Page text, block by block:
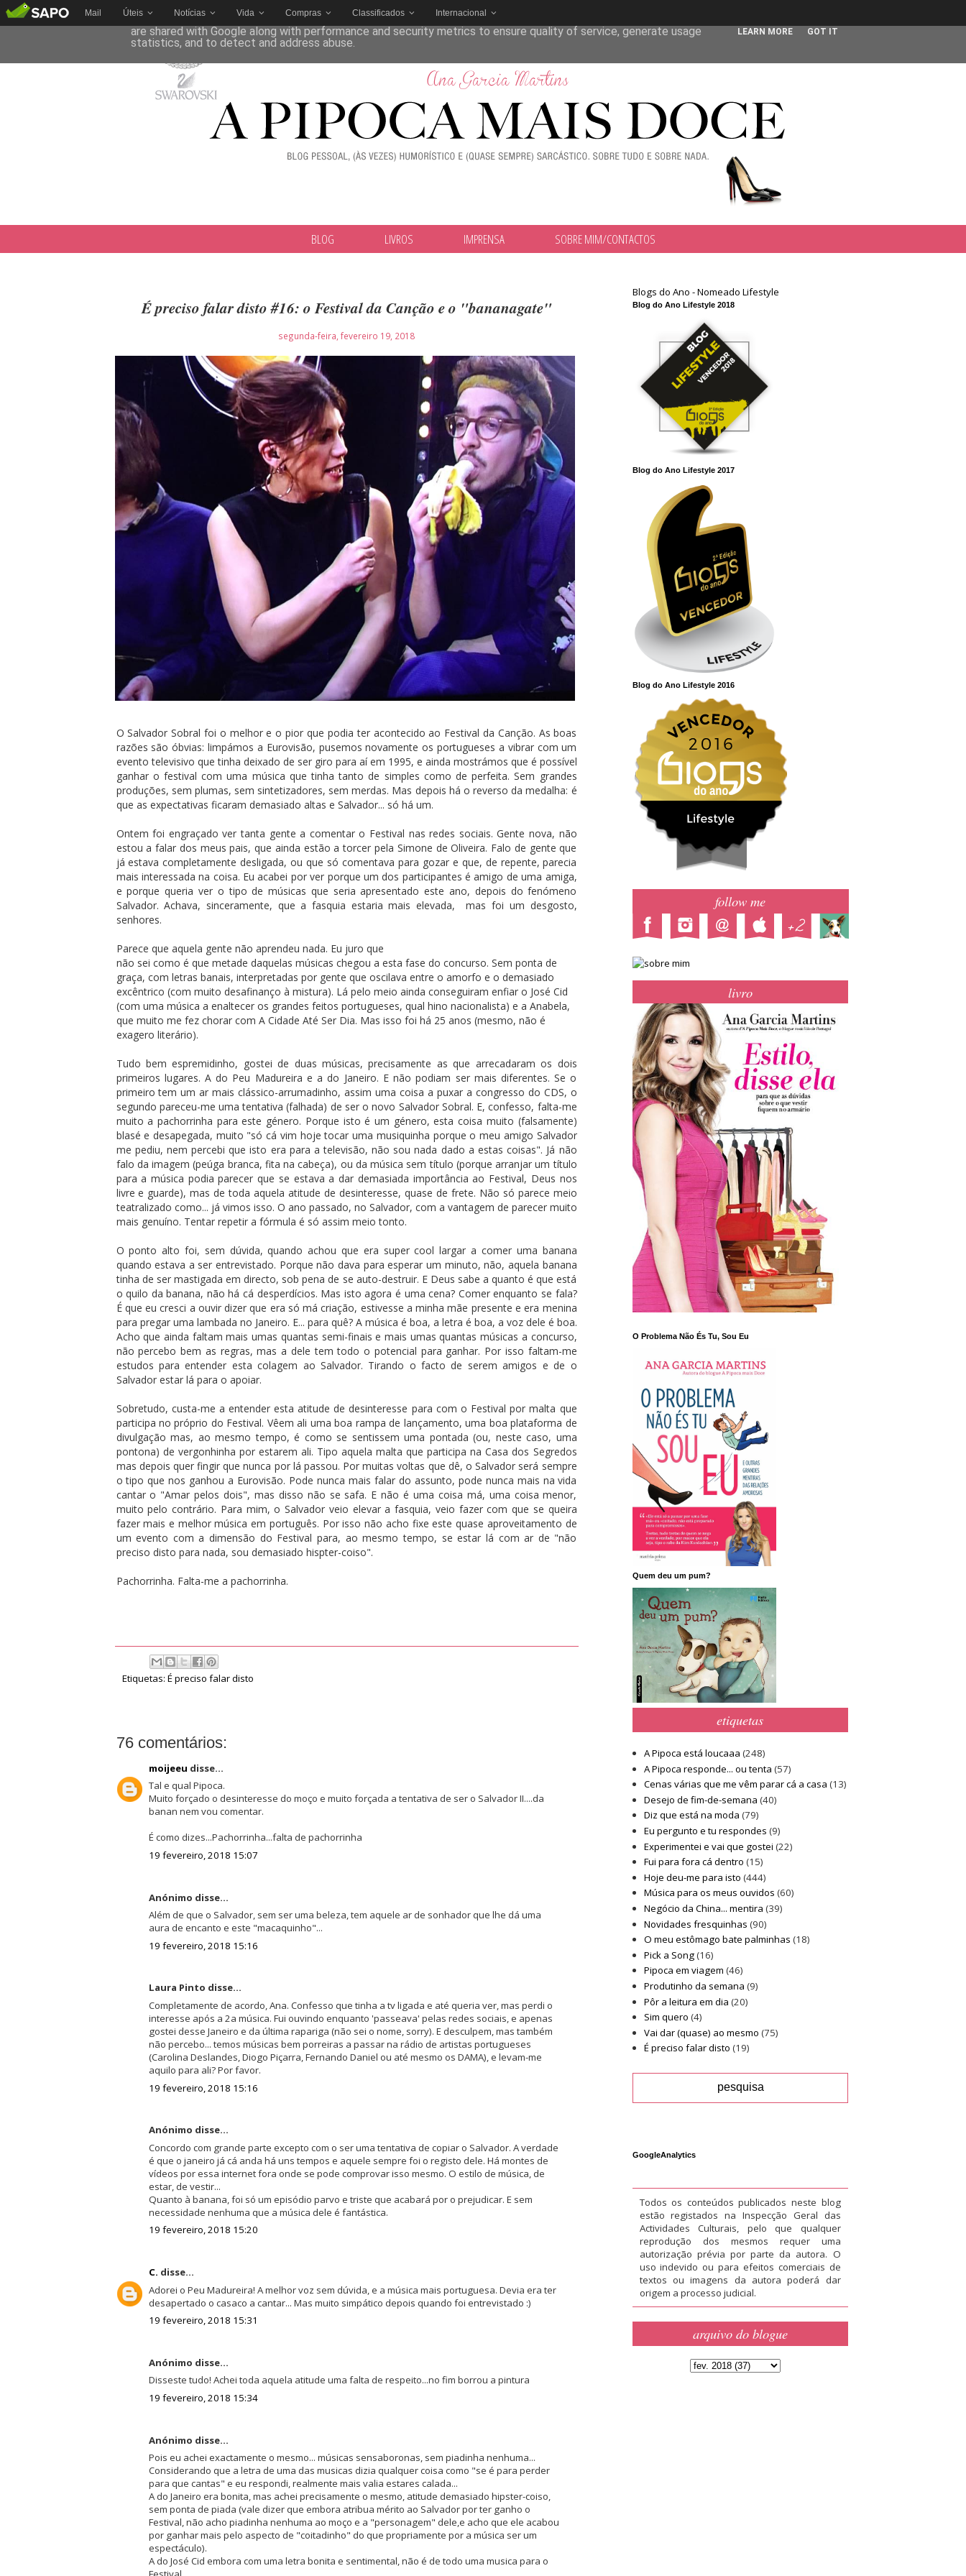
Mail Úteis Notícias Vida Compras Classificados Internacional
BLOG LIVROS IMPRENSA SOBRE MIM/CONTACTOS
É preciso falar disto #16: o Festival da Canção e o "bananagate"
segunda-feira, fevereiro 19, 2018
O Salvador Sobral foi o melhor e o pior que podia ter acontecido ao Festival da Canção. As boas
razões são óbvias: limpámos a Eurovisão, pusemos novamente os portugueses a vibrar com um
evento televisivo que tinha deixado de ser giro para aí em 1995, e ainda mostrámos que é possível
ganhar o festival com uma música que tinha tanto de simples como de perfeita. Sem grandes
produções, sem plumas, sem sintetizadores, sem merdas. Mas depois há o reverso da medalha: é
que as expectativas ficaram demasiado altas e Salvador... só há um.
Ontem foi engraçado ver tanta gente a comentar o Festival nas redes sociais. Gente nova, não
estou a falar dos meus pais, que ainda estão a torcer pela Simone de Oliveira. Falo de gente que
já estava completamente desligada, ou que só comentava para gozar e que, de repente, parecia
mais interessada na coisa. Eu acabei por ver porque um dos participantes é amigo de uma amiga,
e porque queria ver o tipo de músicas que seria apresentado este ano, depois do fenómeno
Salvador. Achava, sinceramente, que a fasquia estaria mais elevada, mas foi um desgosto,
senhores.
Parece que aquela gente não aprendeu nada. Eu juro que
não sei como é que metade daquelas músicas chegou a esta fase do concurso. Sem ponta de
graça, com letras banais, interpretadas por gente que oscilava entre o amorfo e o demasiado
excêntrico (com muito desafinanço à mistura). Lá pelo meio ainda conseguiram enfiar o José Cid
(com uma música a enaltecer os grandes feitos portugueses, qual hino nacionalista) e a Anabela,
que muito me fez chorar com A Cidade Até Ser Dia. Mas isso foi há 25 anos (mesmo, não é
exagero literário).
Tudo bem espremidinho, gostei de duas músicas, precisamente as que arrecadaram os dois
primeiros lugares. A do Peu Madureira e a do Janeiro. E não podiam ser mais diferentes. Se o
primeiro tem um ar mais clássico-arrumadinho, assim uma coisa a puxar a congresso do CDS, o
segundo pareceu-me uma tentativa (falhada) de ser o novo Salvador Sobral. E, confesso, falta-me
muito a pachorrinha para este género. Porque isto é um género, esta coisa muito (falsamente)
blasé e desapegada, muito "só cá vim hoje tocar uma musiquinha porque o meu amigo Salvador
me pediu, nem percebi que isto era para a televisão, não sou nada dado a estas coisas". Já não
falo da imagem (peúga branca, fita na cabeça), ou da música sem título (porque arranjar um título
para a música podia parecer que se estava a dar demasiada importância ao Festival, Deus nos
livre e guarde), mas de toda aquela atitude de desinteresse, quase de frete. Não só parece meio
teatralizado como... já vimos isso. O ano passado, no Salvador, com a vantagem de parecer muito
mais genuíno. Tentar repetir a fórmula é só assim meio tonto.
O ponto alto foi, sem dúvida, quando achou que era super cool largar a comer uma banana
quando estava a ser entrevistado. Porque não dava para esperar um minuto, não, aquela banana
tinha de ser mastigada em directo, sob pena de se auto-destruir. E Deus sabe a quanto é que está
o quilo da banana, não há cá desperdícios. Mas isto agora é uma cena? Comer enquanto se fala?
É que eu cresci a ouvir dizer que era só má criação, estivesse a minha mãe presente e era menina
para pregar uma lambada no Janeiro. E... para quê? A música é boa, a letra é boa, a voz dele é boa.
Acho que ainda faltam mais umas quantas semi-finais e mais umas quantas músicas a concurso,
não percebo bem as regras, mas a dele tem todo o potencial para ganhar. Por isso faltam-me
estudos para entender esta colagem ao Salvador. Tirando o facto de serem amigos e de o
Salvador estar lá para o apoiar.
Sobretudo, custa-me a entender esta atitude de desinteresse para com o Festival por malta que
participa no próprio do Festival. Vêem ali uma boa rampa de lançamento, uma boa plataforma de
divulgação mas, ao mesmo tempo, é como se sentissem uma pontada (ou, neste caso, uma
pontona) de vergonhinha por estarem ali. Tipo aquela malta que participa na Casa dos Segredos
mas depois quer fingir que nunca por lá passou. Por muitas voltas que dê, o Salvador será sempre
o tipo que nos ganhou a Eurovisão. Pode nunca mais falar do assunto, pode nunca mais na vida
cantar o "Amar pelos dois", mas disso não se safa. E não é uma coisa má, uma coisa menor,
muito pelo contrário. Para mim, o Salvador veio elevar a fasquia, veio fazer com que se queira
fazer mais e melhor música em português. Por isso não acho fixe este quase aproveitamento de
um evento com a dimensão do Festival para, ao mesmo tempo, se estar lá com ar de "não
preciso disto para nada, sou demasiado hispter-coiso".
Pachorrinha. Falta-me a pachorrinha.
Etiquetas: É preciso falar disto
76 comentários:
moijeeu disse...
Tal e qual Pipoca.
Muito forçado o desinteresse do moço e muito forçada a tentativa de ser o Salvador II....da
banan nem vou comentar.
É como dizes...Pachorrinha...falta de pachorrinha
19 fevereiro, 2018 15:07
Anónimo disse...
Além de que o Salvador, sem ser uma beleza, tem aquele ar de sonhador que lhe dá uma
aura de encanto e este "macaquinho"...
19 fevereiro, 2018 15:16
Laura Pinto disse...
Completamente de acordo, Ana. Confesso que tinha a tv ligada e até queria ver, mas perdi o
interesse após a 2a música. Fui ouvindo enquanto 'passeava' pelas redes sociais, e apenas
gostei desse Janeiro e da última rapariga (não sei o nome, sorry). E desculpem, mas também
não percebo... temos músicas bem porreiras a passar na rádio de artistas portugueses
(Carolina Deslandes, Diogo Piçarra, Fernando Daniel ou até mesmo os DAMA), e levam-me
aquilo para ali? Por favor.
19 fevereiro, 2018 15:16
Anónimo disse...
Concordo com grande parte excepto com o ser uma tentativa de copiar o Salvador. A verdade
é que o janeiro já cá anda há uns tempos e aquele sempre foi o registo dele. Há montes de
vídeos por essa internet fora onde se pode comprovar isso mesmo. O estilo de música, de
estar, de vestir...
Quanto à banana, foi só um episódio parvo e triste que acabará por o prejudicar. E sem
necessidade nenhuma que a música dele é fantástica.
19 fevereiro, 2018 15:20
C. disse...
Adorei o Peu Madureira! A melhor voz sem dúvida, e a música mais portuguesa. Devia era ter
desapertado o casaco a cantar... Mas muito simpático depois quando foi entrevistado :)
19 fevereiro, 2018 15:31
Anónimo disse...
Disseste tudo! Achei toda aquela atitude uma falta de respeito...no fim borrou a pintura
19 fevereiro, 2018 15:34
Anónimo disse...
Pois eu achei exactamente o mesmo... músicas sensaboronas, sem piadinha nenhuma...
Considerando que a letra de uma das musicas dizia qualquer coisa como "se é para perder
para que cantas" e eu respondi, realmente mais valia estares calada...
A do Janeiro era bonita, mas achei precisamente o mesmo, atitude demasiado hipster-coiso,
sem ponta de piada (vale dizer que embora atribua mérito ao Salvador por ter ganho o
Festival, não acho piadinha nenhuma ao moço e a "personagem" dele,e acho que ele acabou
por ganhar mais pelo aspecto de "coitadinho" do que propriamente por a música ser um
espectáculo).
A do José Cid embora com uma letra bonita e sentimental, não é de todo uma musica para o
Blogs do Ano - Nomeado Lifestyle
Blog do Ano Lifestyle 2018
Blog do Ano Lifestyle 2017
Blog do Ano Lifestyle 2016
follow me
livro
O Problema Não És Tu, Sou Eu
Quem deu um pum?
etiquetas
A Pipoca está loucaaa (248)
A Pipoca responde... ou tenta (57)
Cenas várias que me vêm parar cá a casa (13)
Desejo de fim-de-semana (40)
Diz que está na moda (79)
Eu pergunto e tu respondes (9)
Experimentei e vai que gostei (22)
Fui para fora cá dentro (15)
Hoje deu-me para isto (444)
Música para os meus ouvidos (60)
Negócio da China... mentira (39)
Novidades fresquinhas (90)
O meu estômago bate palminhas (18)
Pick a Song(16)
Pipoca em viagem (46)
Produtinho da semana (9)
Pôr a leitura em dia (20)
Sim quero (4)
Vai dar (quase) ao mesmo (75)
É preciso falar disto (19)
GoogleAnalytics
Todos os conteúdos publicados neste blog
estão registados na Inspecção Geral das
Actividades Culturais, pelo que qualquer
reprodução dos mesmos requer uma
autorização prévia por parte da autora. O
uso indevido ou para efeitos comerciais de
textos ou imagens da autora poderá dar
origem a processo judicial.
arquivo do blogue
This site uses cookies from Google to deliver its services and to analyze traffic. Your IP address and user-agent
are shared with Google along with performance and security metrics to ensure quality of service, generate usage
statistics, and to detect and address abuse.
LEARN MORE GOT IT